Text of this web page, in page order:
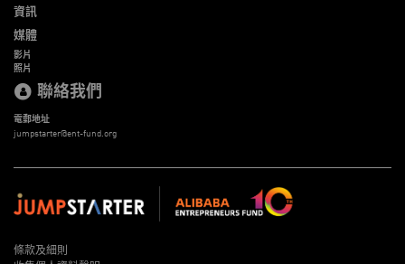
資訊
媒體
影片
照片
聯絡我們
電郵地址
jumpstarter@ent-fund.org
條款及細則